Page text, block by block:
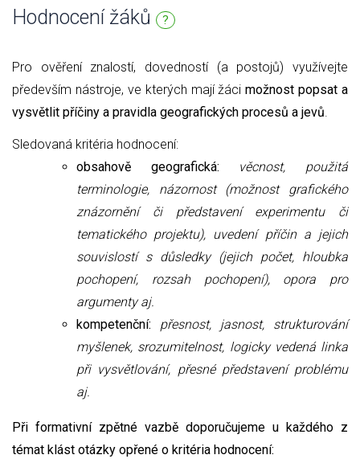
Hodnocení žáků ?
Pro ověření znalostí, dovedností (a postojů) využívejte
především nástroje, ve kterých mají žácimožnost popsat a
vysvětlit příčiny a pravidla geografických procesů a jevů
Sledovaná kritéria hodnocení:
obsahově geografická: věcnost, použitá
terminologie, názornost (možnost grafického
znázornění či představení experimentu či
tematického projektu), uvedení příčin a jejich
souvislostí s důsledky (jejich počet, hloubka
pochopení, rozsah pochopení), opora pro
argumenty aj.
kompetenční:
přesnost, jasnost, strukturování
myšlenek, srozumitelnost, logicky vedená linka
při vysvětlování, přesné představení problému
aj.
Při formativní zpětné vazbě doporučujeme u každého z
témat klást otázky opřené o kritéria hodnocení: